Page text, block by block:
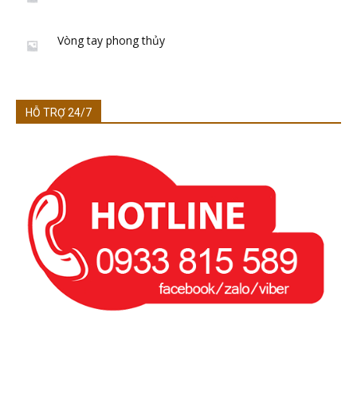
Vòng tay phong thủy
HỖ TRỢ 24/7